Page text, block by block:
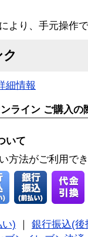
より、手元操作
細情報
ライン ご購入の
いて
方法がご利用で
い)
銀行振込(後